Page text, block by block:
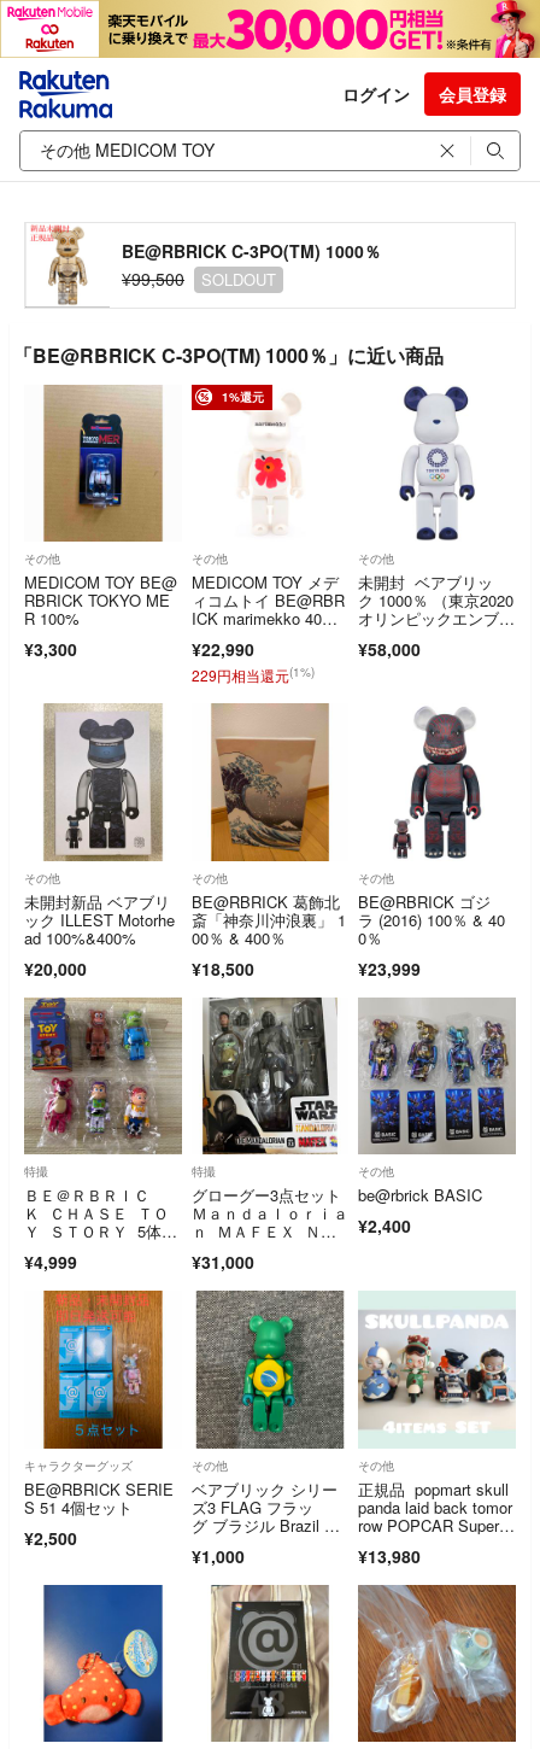
ログイン 会員登録
BE@RBRICK C-3PO(TM) 1000％
¥99,500
SOLDOUT
「BE@RBRICK C-3PO(TM) 1000％」に近い商品
その他
MEDICOM TOY BE@
RBRICK TOKYO ME
R 100%
¥3,300
1%還元
その他
MEDICOM TOY メデ
ィコムトイ BE@RBR
ICK marimekko 40
リメッコ フィギュ
ア 人形 ホワイト
¥22,990
229円相当還元(1%)
その他
未開封 ベアブリッ
ク 1000％ （東京2020
オリンピックエンブレ
¥58,000
その他
未開封新品 ベアブリ
ック ILLEST Motorhe
ad 100%&400%
¥20,000
その他
BE@RBRICK 葛飾北
斎「神奈川沖浪裏」 1
00％ & 400％
¥18,500
その他
BE@RBRICK ゴジ
ラ (2016) 100％ & 40
0％
¥23,999
特撮
ＢＥ＠ＲＢＲＩＣ
Ｋ ＣＨＡＳＥ ＴＯ
Ｙ ＳＴＯＲＹ 5体セ
¥4,999
特撮
グローグー3点セット
Ｍａｎｄａｌｏｒｉａ
ｎ ＭＡＦＥＸ Ｎ
¥31,000
その他
be@rbrick BASIC
¥2,400
キャラクターグッズ
BE@RBRICK SERIE
S 51 4個セット
¥2,500
その他
ベアブリック シリー
ズ3 FLAG フラッ
グ ブラジル Brazil 国
¥1,000
その他
正規品 popmart skull
panda laid back tomor
row POPCAR Super T
¥13,980